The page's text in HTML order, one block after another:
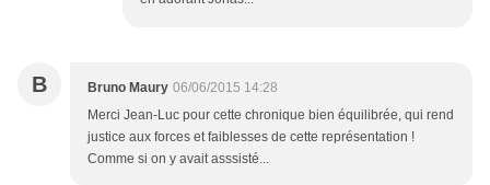
B Bruno Maury 06/06/2015 14:28
Merci Jean-Luc pour cette chronique bien équilibrée, qui rend
justice aux forces et faiblesses de cette représentation !
Comme si on y avait asssisté...